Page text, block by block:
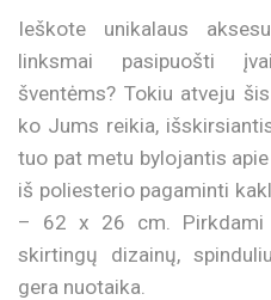
Ieškote unikalaus
linksmai pasipuošti
šventėms? Tokiu atveju
ko Jums reikia,
tuo pat metu bylojantis
iš poliesterio pagaminti
– 62 x 26 cm.
skirtingų dizainų,
gera nuotaika.